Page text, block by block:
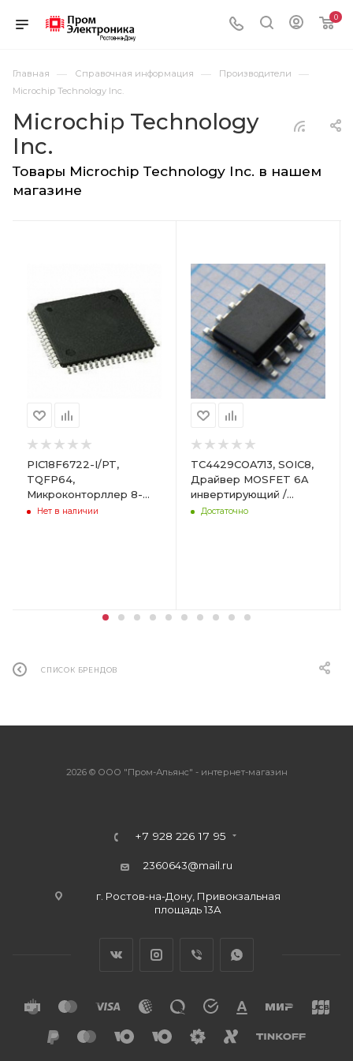
0
Главная — Справочная информация — Производители —
Microchip Technology Inc.
Microchip Technology
Inc.
Товары Microchip Technology Inc. в нашем
магазине
PIC18F6722-I/PT,
TQFP64,
Микроконторллер 8-
бит 128кБ Флэш-память
Нет в наличии
TC4429COA713, SOIC8,
Драйвер MOSFET 6A
инвертирующий /
Microchip
Достаточно
СПИСОК БРЕНДОВ
2026 © ООО "Пром-Альянс" - интернет-магазин
+7 928 226 17 95
2360643@mail.ru
г. Ростов-на-Дону, Привокзальная
площадь 13А